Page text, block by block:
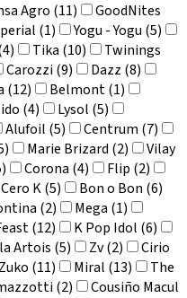
Agro (11)
GoodNites
(1)
Yogu - Yogu (5)
Tika (10)
Twinings
Carozzi (9)
Dazz (8)
(12)
Belmont (1)
(4)
Lysol (5)
Alufoil (5)
Centrum (7)
Marie Brizard (2)
Vilay
Corona (4)
Flip (2)
K (5)
Bon o Bon (6)
(2)
Mega (1)
(12)
K Pop Idol (6)
Artois (5) Zv (2)
Cirio
Zuko (11) Miral (13)
The
(2)
Cousiño Macul